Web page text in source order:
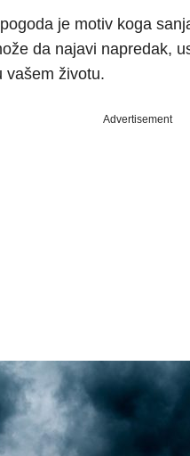
je motiv koga
da najavi napredak,
vašem životu.
Advertisement